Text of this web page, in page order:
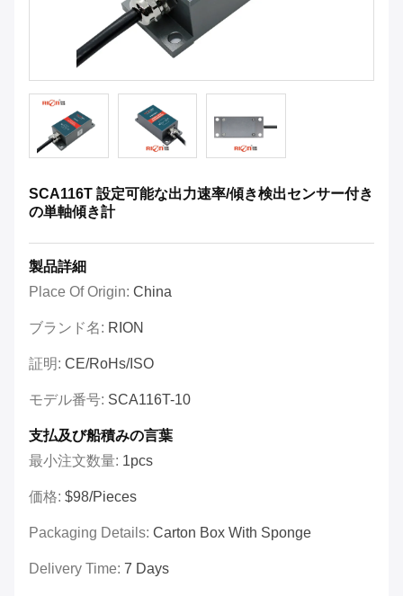
SCA116T 設定可能な出力速率/傾き検出センサー付き
の単軸傾き計
製品詳細
Place Of Origin: China
ブランド名: RION
証明: CE/RoHs/ISO
モデル番号: SCA116T-10
支払及び船積みの言葉
最小注文数量: 1pcs
価格: $98/Pieces
Packaging Details: Carton Box With Sponge
Delivery Time: 7 Days